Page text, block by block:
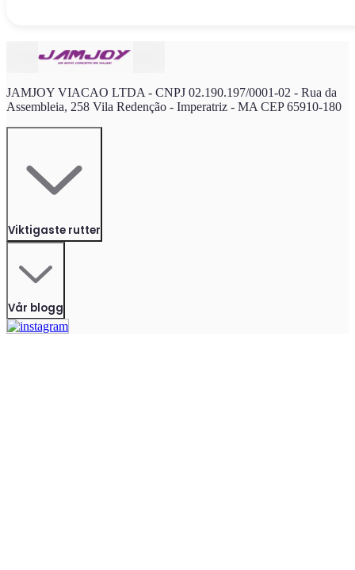
JAMJOY VIACAO LTDA - CNPJ 02.190.197/0001-02 - Rua da
Assembleia, 258 Vila Redenção - Imperatriz - MA CEP 65910-180
Viktigaste rutter
Vår blogg